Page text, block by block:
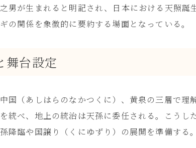
男が生まれると明記され、日本における天照誕
の関係を象徴的に要約する場面となっている。
舞台設定
国（あしはらのなかつくに）、黄泉の三層で理
統べ、地上の統治は天孫に委任される。こうし
降臨や国譲り（くにゆずり）の展開を準備する。